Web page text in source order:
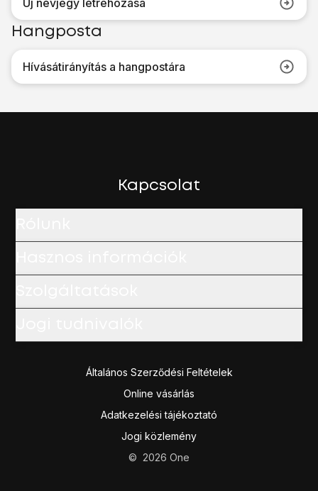
Új névjegy létrehozása
Hangposta
Hívásátirányítás a hangpostára
Kapcsolat
Általános Szerződési Feltételek
Online vásárlás
Adatkezelési tájékoztató
Jogi közlemény
© 2026 One